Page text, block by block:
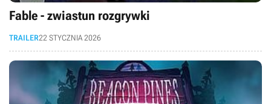
Fable - zwiastun rozgrywki
TRAILER22 STYCZNIA 2026